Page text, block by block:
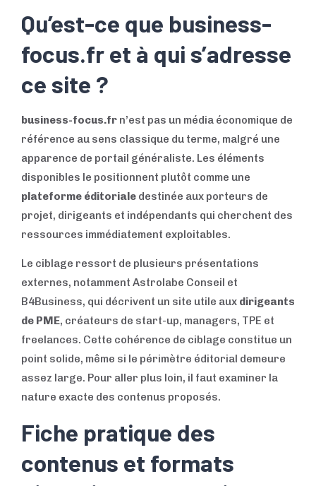
Qu’est-ce que business-
focus.fr et à qui s’adresse
ce site ?
business-focus.fr n’est pas un média économique de
référence au sens classique du terme, malgré une
apparence de portail généraliste. Les éléments
disponibles le positionnent plutôt comme une
plateforme éditoriale destinée aux porteurs de
projet, dirigeants et indépendants qui cherchent des
ressources immédiatement exploitables.
Le ciblage ressort de plusieurs présentations
externes, notamment Astrolabe Conseil et
B4Business, qui décrivent un site utile aux dirigeants
de PME, créateurs de start-up, managers, TPE et
freelances. Cette cohérence de ciblage constitue un
point solide, même si le périmètre éditorial demeure
assez large. Pour aller plus loin, il faut examiner la
nature exacte des contenus proposés.
Fiche pratique des
contenus et formats